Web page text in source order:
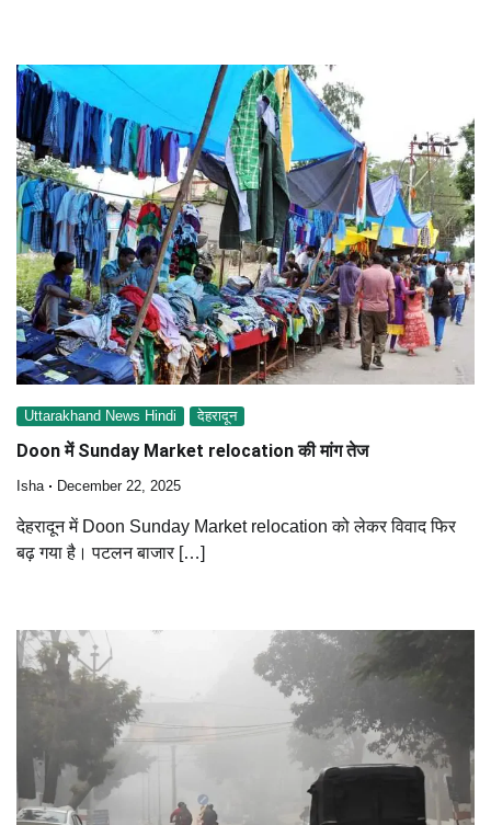
Uttarakhand News Hindi देहरादून
Doon में Sunday Market relocation की मांग तेज
Isha December 22, 2025
देहरादून में Doon Sunday Market relocation को लेकर विवाद फिर
बढ़ गया है। पटलन बाजार […]